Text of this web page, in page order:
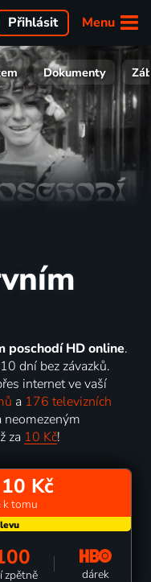
Menu
Přihlásit
Dokumenty
poschodí HD online.
dní bez závazků.
internet ve vaší
a 176 televizních
za 10 Kč!
Kč
k tomu
zpětně dárek